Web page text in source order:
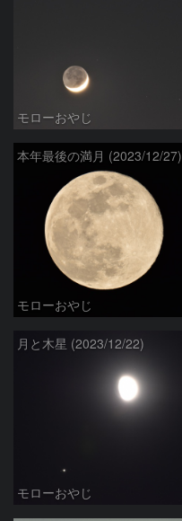
モローおやじ
本年最後の満月 (2023/12/27)
モローおやじ
月と木星 (2023/12/22)
モローおやじ